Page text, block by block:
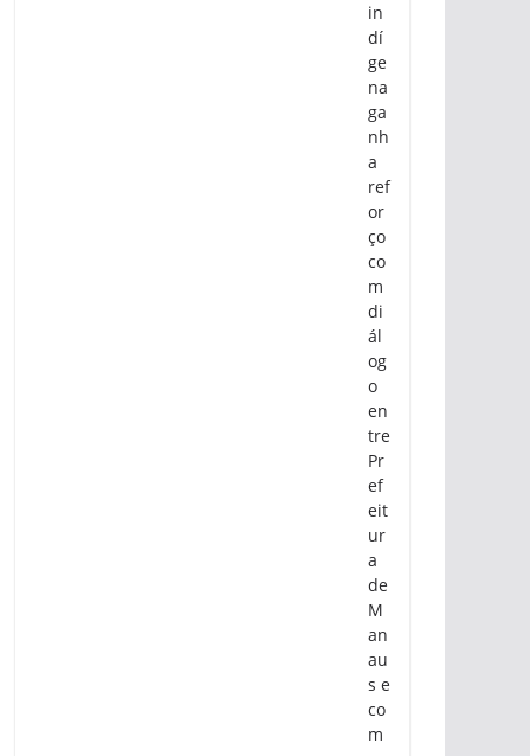
in
dí
ge
na
ga
nh
a
ref
or
ço
co
m
di
ál
og
o
en
tre
Pr
ef
eit
ur
a
de
M
an
au
s e
co
m